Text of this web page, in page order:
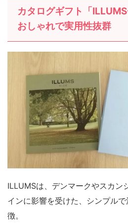
カタログギフト「
おしゃれで実用性抜群
ILLUMSは、デンマークやスカン
インに影響を受けた、シンプル
徴。